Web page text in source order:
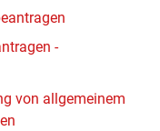
-
von allgemeinem